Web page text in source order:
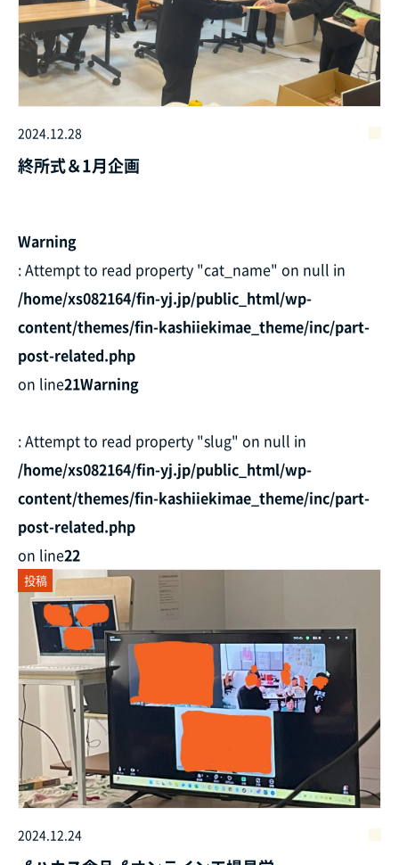
2024.12.28
終所式＆1月企画
Warning
: Attempt to read property "cat_name" on null in
/home/xs082164/fin-yj.jp/public_html/wp-
content/themes/fin-kashiiekimae_theme/inc/part-
post-related.php
on line21Warning
: Attempt to read property "slug" on null in
/home/xs082164/fin-yj.jp/public_html/wp-
content/themes/fin-kashiiekimae_theme/inc/part-
post-related.php
on line22
投稿
2024.12.24